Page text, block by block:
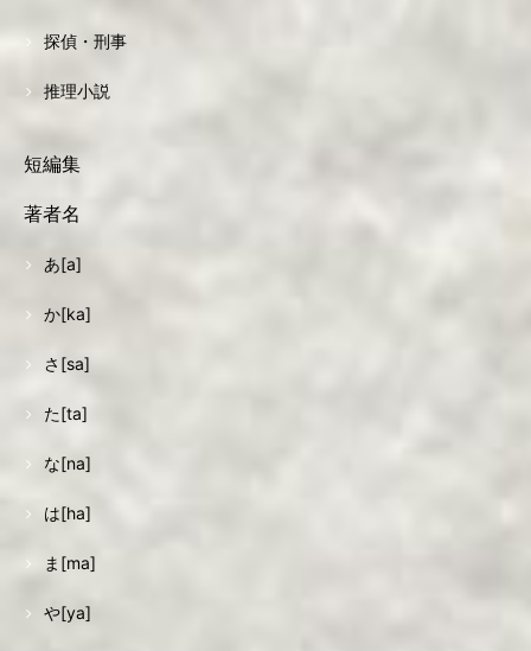
探偵・刑事
推理小説
短編集
著者名
あ[a]
か[ka]
さ[sa]
た[ta]
な[na]
は[ha]
ま[ma]
や[ya]